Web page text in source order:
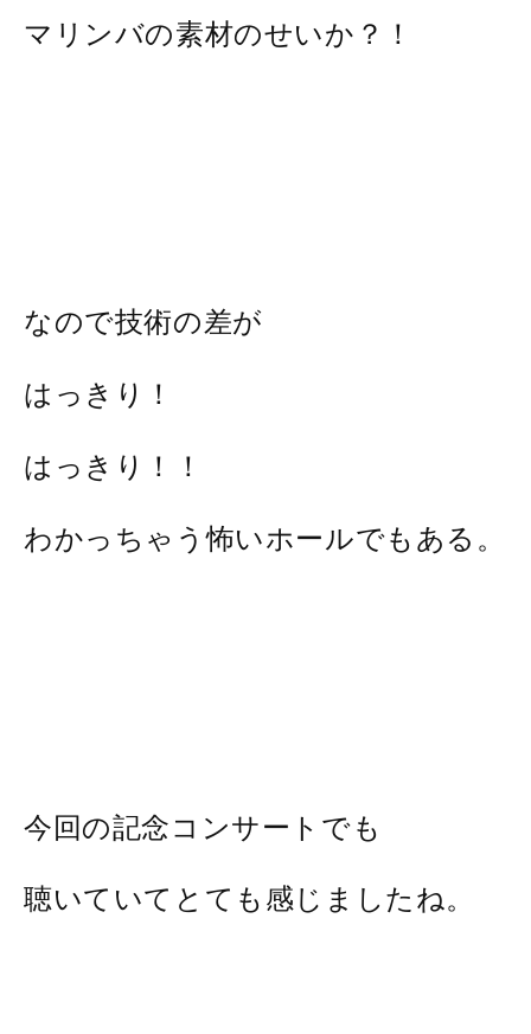
マリンバの素材のせいか？！
なので技術の差が
はっきり！
はっきり！！
わかっちゃう怖いホールでもある。
今回の記念コンサートでも
聴いていてとても感じましたね。